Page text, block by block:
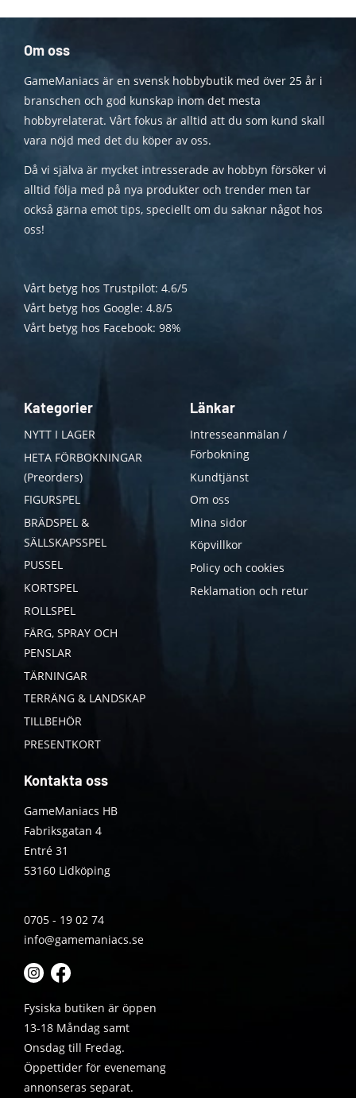
Om oss
GameManiacs är en svensk hobbybutik med över 25 år i
branschen och god kunskap inom det mesta
hobbyrelaterat. Vårt fokus är alltid att du som kund skall
vara nöjd med det du köper av oss.
Då vi själva är mycket intresserade av hobbyn försöker vi
alltid följa med på nya produkter och trender men tar
också gärna emot tips, speciellt om du saknar något hos
oss!
Vårt betyg hos Trustpilot: 4.6/5
Vårt betyg hos Google: 4.8/5
Vårt betyg hos Facebook: 98%
Kategorier
NYTT I LAGER
HETA FÖRBOKNINGAR
(Preorders)
FIGURSPEL
BRÄDSPEL &
SÄLLSKAPSSPEL
PUSSEL
KORTSPEL
ROLLSPEL
FÄRG, SPRAY OCH
PENSLAR
TÄRNINGAR
TERRÄNG & LANDSKAP
TILLBEHÖR
PRESENTKORT
Länkar
Intresseanmälan /
Förbokning
Kundtjänst
Om oss
Mina sidor
Köpvillkor
Policy och cookies
Reklamation och retur
Kontakta oss
GameManiacs HB
Fabriksgatan 4
Entré 31
53160 Lidköping
0705 - 19 02 74
info@gamemaniacs.se
Fysiska butiken är öppen
13-18 Måndag samt
Onsdag till Fredag.
Öppettider för evenemang
annonseras separat.